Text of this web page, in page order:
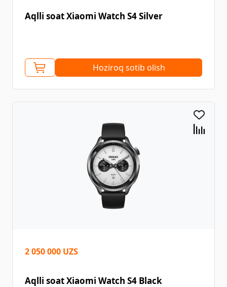
Aqlli soat Xiaomi Watch S4 Silver
Hoziroq sotib olish
2 050 000 UZS
Aqlli soat Xiaomi Watch S4 Black